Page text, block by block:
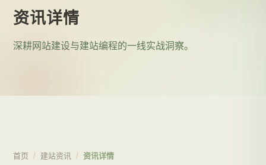
资讯详情
深耕网站建设与建站编程的一线实战洞察。
首页 / 建站资讯 / 资讯详情